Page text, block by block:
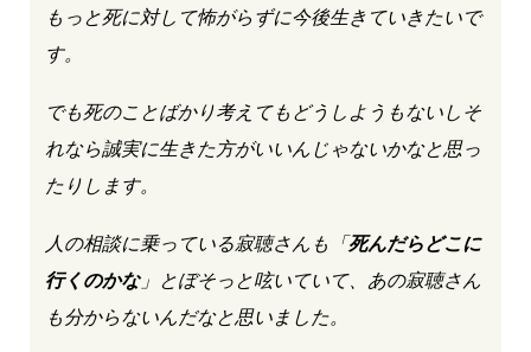
もっと死に対して怖がらずに今後生きていきたいで
す。
でも死のことばかり考えてもどうしようもないしそ
れなら誠実に生きた方がいいんじゃないかなと思っ
たりします。
人の相談に乗っている寂聴さんも「 死んだらどこに
行くのかな」とぼそっと呟いていて、あの寂聴さん
も分からないんだなと思いました。